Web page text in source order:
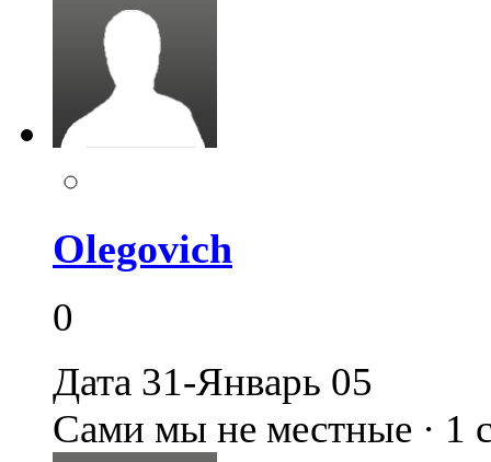
Olegovich
0
Дата 31-Январь 05
Сами мы не местные · 1